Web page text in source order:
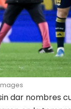
dar nombres